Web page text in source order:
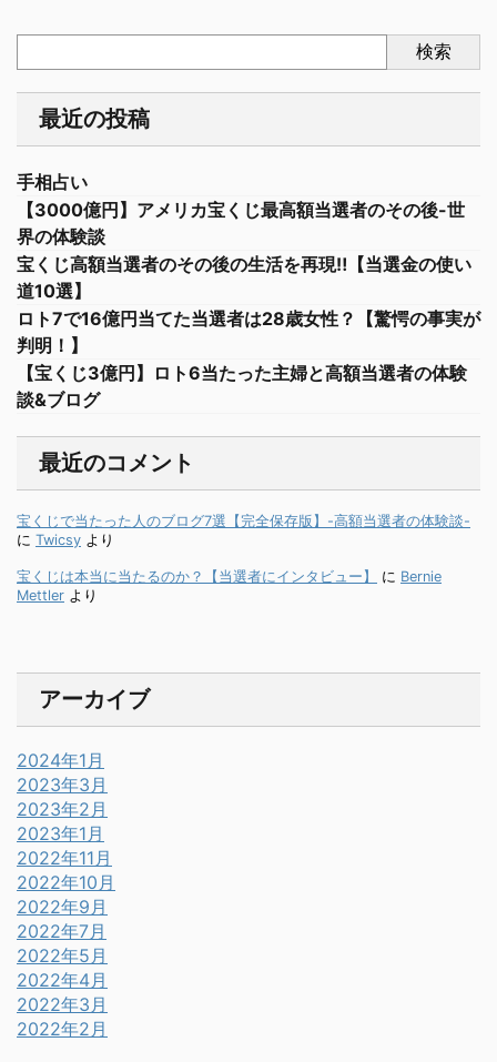
検索
最近の投稿
手相占い
【3000億円】アメリカ宝くじ最高額当選者のその後-世
界の体験談
宝くじ高額当選者のその後の生活を再現‼︎【当選金の使い
道10選】
ロト7で16億円当てた当選者は28歳女性？【驚愕の事実が
判明！】
【宝くじ3億円】ロト6当たった主婦と高額当選者の体験
談&ブログ
最近のコメント
宝くじで当たった人のブログ7選【完全保存版】-高額当選者の体験談-
に Twicsy より
宝くじは本当に当たるのか？【当選者にインタビュー】 に Bernie
Mettler より
アーカイブ
2024年1月
2023年3月
2023年2月
2023年1月
2022年11月
2022年10月
2022年9月
2022年7月
2022年5月
2022年4月
2022年3月
2022年2月